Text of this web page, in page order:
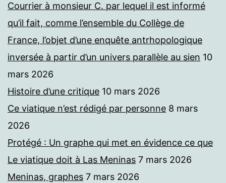
Courrier à monsieur C. par lequel il est informé
qu’il fait, comme l’ensemble du Collège de
France, l’objet d’une enquête antrhopologique
inversée à partir d’un univers parallèle au sien 10
mars 2026
Histoire d’une critique 10 mars 2026
Ce viatique n’est rédigé par personne 8 mars
2026
Protégé : Un graphe qui met en évidence ce que
Le viatique doit à Las Meninas 7 mars 2026
Meninas, graphes 7 mars 2026